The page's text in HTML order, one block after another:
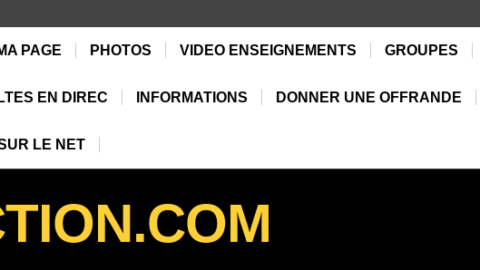
PAGE PHOTOS VIDEO ENSEIGNEMENTS GROUPES
EN DIREC INFORMATIONS DONNER UNE OFFRANDE
LE NET